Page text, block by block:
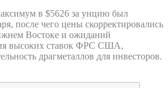
в $5626 за унцию был
после чего цены скорректировались
Востоке и ожиданий
высоких ставок ФРС США,
драгметаллов для инвесторов.